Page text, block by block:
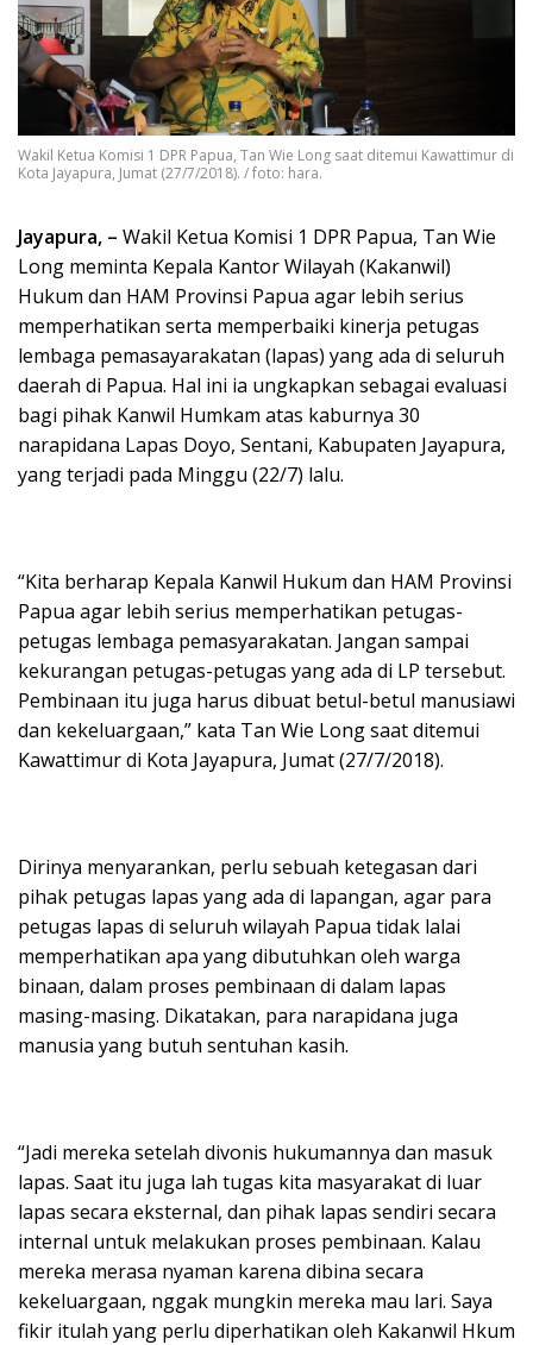
Wakil Ketua Komisi 1 DPR Papua, Tan Wie Long saat ditemui Kawattimur di
Kota Jayapura, Jumat (27/7/2018). / foto: hara.
Jayapura, – Wakil Ketua Komisi 1 DPR Papua, Tan Wie
Long meminta Kepala Kantor Wilayah (Kakanwil)
Hukum dan HAM Provinsi Papua agar lebih serius
memperhatikan serta memperbaiki kinerja petugas
lembaga pemasayarakatan (lapas) yang ada di seluruh
daerah di Papua. Hal ini ia ungkapkan sebagai evaluasi
bagi pihak Kanwil Humkam atas kaburnya 30
narapidana Lapas Doyo, Sentani, Kabupaten Jayapura,
yang terjadi pada Minggu (22/7) lalu.
“Kita berharap Kepala Kanwil Hukum dan HAM Provinsi
Papua agar lebih serius memperhatikan petugas-
petugas lembaga pemasyarakatan. Jangan sampai
kekurangan petugas-petugas yang ada di LP tersebut.
Pembinaan itu juga harus dibuat betul-betul manusiawi
dan kekeluargaan,” kata Tan Wie Long saat ditemui
Kawattimur di Kota Jayapura, Jumat (27/7/2018).
Dirinya menyarankan, perlu sebuah ketegasan dari
pihak petugas lapas yang ada di lapangan, agar para
petugas lapas di seluruh wilayah Papua tidak lalai
memperhatikan apa yang dibutuhkan oleh warga
binaan, dalam proses pembinaan di dalam lapas
masing-masing. Dikatakan, para narapidana juga
manusia yang butuh sentuhan kasih.
“Jadi mereka setelah divonis hukumannya dan masuk
lapas. Saat itu juga lah tugas kita masyarakat di luar
lapas secara eksternal, dan pihak lapas sendiri secara
internal untuk melakukan proses pembinaan. Kalau
mereka merasa nyaman karena dibina secara
kekeluargaan, nggak mungkin mereka mau lari. Saya
fikir itulah yang perlu diperhatikan oleh Kakanwil Hkum